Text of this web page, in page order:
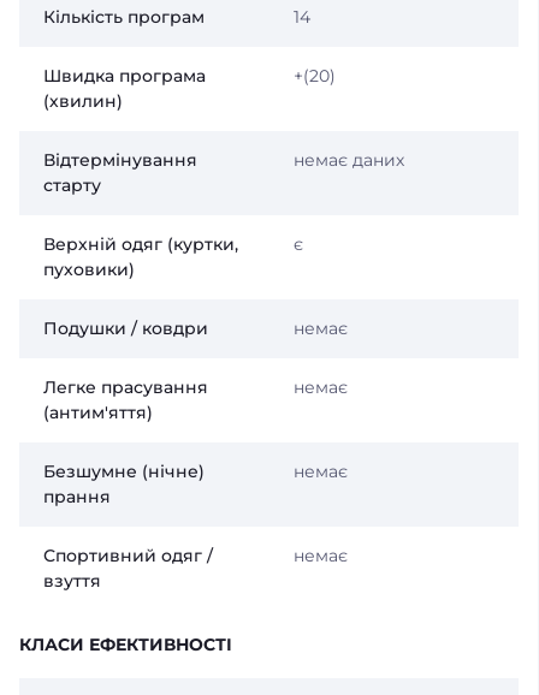
Кількість програм 14
Швидка програма
(хвилин)
+(20)
Відтермінування
старту
немає даних
Верхній одяг (куртки,
пуховики)
є
Подушки / ковдри немає
Легке прасування
(антим'яття)
немає
Безшумне (нічне)
прання
немає
Спортивний одяг /
взуття
немає
КЛАСИ ЕФЕКТИВНОСТІ